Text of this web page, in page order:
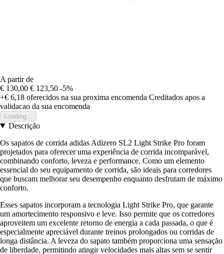
A partir de
€ 130,00 € 123,50 -5%
+€ 6,18 oferecidos na sua proxima encomenda Creditados apos a
validacao da sua encomenda
Loading...
Descrição
Os sapatos de corrida adidas Adizero SL2 Light Strike Pro foram
projetados para oferecer uma experiência de corrida incomparável,
combinando conforto, leveza e performance. Como um elemento
essencial do seu equipamento de corrida, são ideais para corredores
que buscam melhorar seu desempenho enquanto desfrutam de máximo
conforto.
Esses sapatos incorporam a tecnologia Light Strike Pro, que garante
um amortecimento responsivo e leve. Isso permite que os corredores
aproveitem um excelente retorno de energia a cada passada, o que é
especialmente apreciável durante treinos prolongados ou corridas de
longa distância. A leveza do sapato também proporciona uma sensação
de liberdade, permitindo atingir velocidades mais altas sem se sentir